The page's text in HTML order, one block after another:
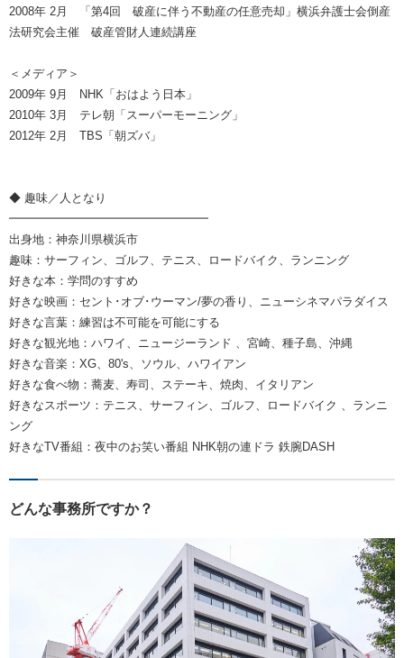
2008年 2月 「第4回 破産に伴う不動産の任意売却」横浜弁護士会倒産
法研究会主催 破産管財人連続講座
＜メディア＞
2009年 9月 NHK「おはよう日本」
2010年 3月 テレ朝「スーパーモーニング」
2012年 2月 TBS「朝ズバ」
◆ 趣味／人となり
━━━━━━━━━━━━━━━━━
出身地：神奈川県横浜市
趣味：サーフィン、ゴルフ、テニス、ロードバイク、ランニング
好きな本：学問のすすめ
好きな映画：セント･オブ･ウーマン/夢の香り、ニューシネマパラダイス
好きな言葉：練習は不可能を可能にする
好きな観光地：ハワイ、ニュージーランド 、宮崎、種子島、沖縄
好きな音楽：XG、80's、ソウル、ハワイアン
好きな食べ物：蕎麦、寿司、ステーキ、焼肉、イタリアン
好きなスポーツ：テニス、サーフィン、ゴルフ、ロードバイク 、ランニ
ング
好きなTV番組：夜中のお笑い番組 NHK朝の連ドラ 鉄腕DASH
どんな事務所ですか？